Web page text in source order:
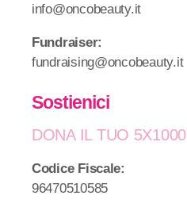
info@oncobeauty.it
Fundraiser:
fundraising@oncobeauty.it
Sostienici
DONA IL TUO 5X1000
Codice Fiscale:
96470510585